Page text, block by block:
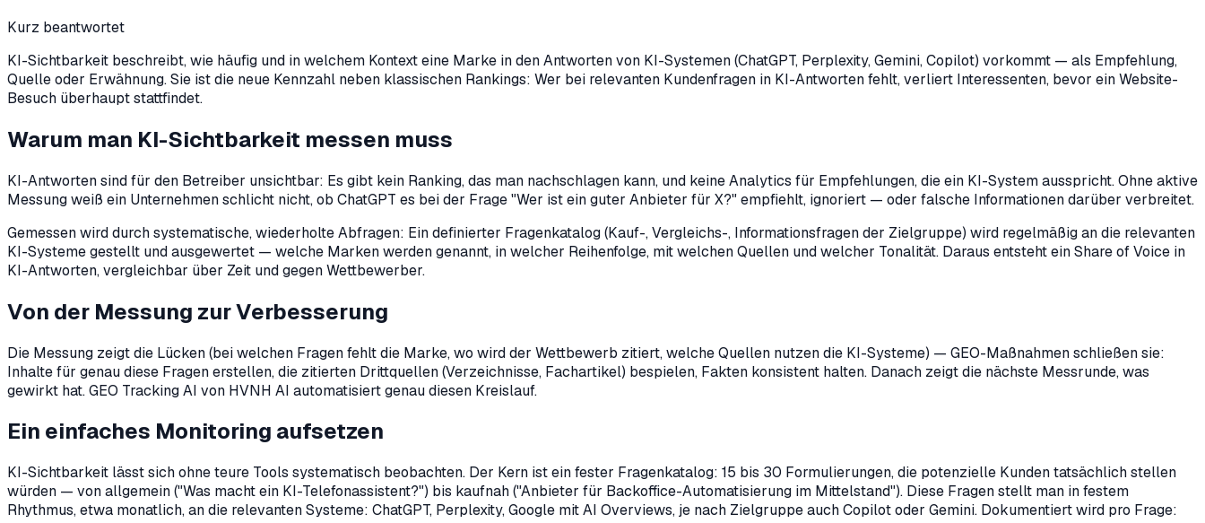
Kurz beantwortet
KI-Sichtbarkeit beschreibt, wie häufig und in welchem Kontext eine Marke in den Antworten von KI-Systemen (ChatGPT, Perplexity, Gemini, Copilot) vorkommt — als Empfehlung,
Quelle oder Erwähnung. Sie ist die neue Kennzahl neben klassischen Rankings: Wer bei relevanten Kundenfragen in KI-Antworten fehlt, verliert Interessenten, bevor ein Website-
Besuch überhaupt stattfindet.
Warum man KI-Sichtbarkeit messen muss
KI-Antworten sind für den Betreiber unsichtbar: Es gibt kein Ranking, das man nachschlagen kann, und keine Analytics für Empfehlungen, die ein KI-System ausspricht. Ohne aktive
Messung weiß ein Unternehmen schlicht nicht, ob ChatGPT es bei der Frage "Wer ist ein guter Anbieter für X?" empfiehlt, ignoriert — oder falsche Informationen darüber verbreitet.
Gemessen wird durch systematische, wiederholte Abfragen: Ein definierter Fragenkatalog (Kauf-, Vergleichs-, Informationsfragen der Zielgruppe) wird regelmäßig an die relevanten
KI-Systeme gestellt und ausgewertet — welche Marken werden genannt, in welcher Reihenfolge, mit welchen Quellen und welcher Tonalität. Daraus entsteht ein Share of Voice in
KI-Antworten, vergleichbar über Zeit und gegen Wettbewerber.
Von der Messung zur Verbesserung
Die Messung zeigt die Lücken (bei welchen Fragen fehlt die Marke, wo wird der Wettbewerb zitiert, welche Quellen nutzen die KI-Systeme) — GEO-Maßnahmen schließen sie:
Inhalte für genau diese Fragen erstellen, die zitierten Drittquellen (Verzeichnisse, Fachartikel) bespielen, Fakten konsistent halten. Danach zeigt die nächste Messrunde, was
gewirkt hat. GEO Tracking AI von HVNH AI automatisiert genau diesen Kreislauf.
Ein einfaches Monitoring aufsetzen
KI-Sichtbarkeit lässt sich ohne teure Tools systematisch beobachten. Der Kern ist ein fester Fragenkatalog: 15 bis 30 Formulierungen, die potenzielle Kunden tatsächlich stellen
würden — von allgemein ("Was macht ein KI-Telefonassistent?") bis kaufnah ("Anbieter für Backoffice-Automatisierung im Mittelstand"). Diese Fragen stellt man in festem
Rhythmus, etwa monatlich, an die relevanten Systeme: ChatGPT, Perplexity, Google mit AI Overviews, je nach Zielgruppe auch Copilot oder Gemini. Dokumentiert wird pro Frage: